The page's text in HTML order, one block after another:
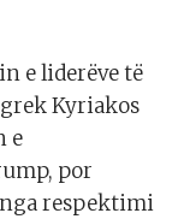
e liderëve të
Kyriakos
e
por
respektimi